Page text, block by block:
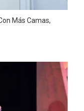
Más Camas,